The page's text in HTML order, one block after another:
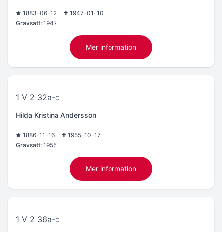
1883-06-12
1947-01-10
Gravsatt: 1947
Mer information
1 V 2 32a-c
Hilda Kristina Andersson
1886-11-16
1955-10-17
Gravsatt: 1955
Mer information
1 V 2 36a-c